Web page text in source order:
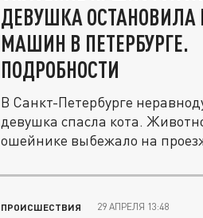
ДЕВУШКА ОСТАНОВИЛА
МАШИН В ПЕТЕРБУРГЕ.
ПОДРОБНОСТИ
В Санкт-Петербурге
девушка спасла кота.
ошейнике выбежало на
ПРОИСШЕСТВИЯ 29 АПРЕЛЯ 13:48